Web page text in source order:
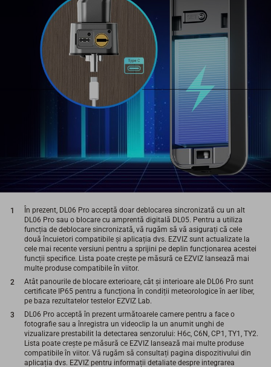
În prezent, DL06 Pro acceptă doar deblocarea sincronizată cu un alt
DL06 Pro sau o blocare cu amprentă digitală DL05. Pentru a utiliza
funcția de deblocare sincronizată, vă rugăm să vă asigurați că cele
două încuietori compatibile și aplicația dvs. EZVIZ sunt actualizate la
cele mai recente versiuni pentru a sprijini pe deplin funcționarea acestei
funcții specifice. Lista poate crește pe măsură ce EZVIZ lansează mai
multe produse compatibile în viitor.
Atât panourile de blocare exterioare, cât și interioare ale DL06 Pro sunt
certificate IP65 pentru a funcționa în condiții meteorologice în aer liber,
pe baza rezultatelor testelor EZVIZ Lab.
DL06 Pro acceptă în prezent următoarele camere pentru a face o
fotografie sau a înregistra un videoclip la un anumit unghi de
vizualizare prestabilit la detectarea senzorului: H6c, C6N, CP1, TY1, TY2.
Lista poate crește pe măsură ce EZVIZ lansează mai multe produse
compatibile în viitor. Vă rugăm să consultați pagina dispozitivului din
aplicația dvs. EZVIZ pentru informații detaliate despre integrarea